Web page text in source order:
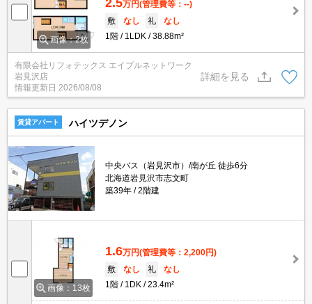
画像：2枚
万円(管理費等：--)
敷
なし 礼
なし
1階
1LDK 38.88m²
有限会社リフォテックス エイブルネットワーク
岩見沢店
情報更新日 2026/08/08
詳細を見る
賃貸アパート ハイツデノン
中央バス（岩見沢市）/南が丘 徒歩6分
北海道岩見沢市志文町
築39年
2階建
画像：13枚
1.6万円(管理費等：2,200円)
敷
なし 礼
なし
1階
1DK 23.4m²